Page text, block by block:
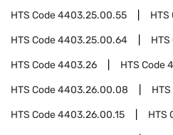
HTS Code4403.25.00.55 HTS
HTS Code4403.25.00.64 HTS
HTS Code4403.26 HTS Code
HTS Code4403.26.00.08
HTS Code4403.26.00.15 HTS